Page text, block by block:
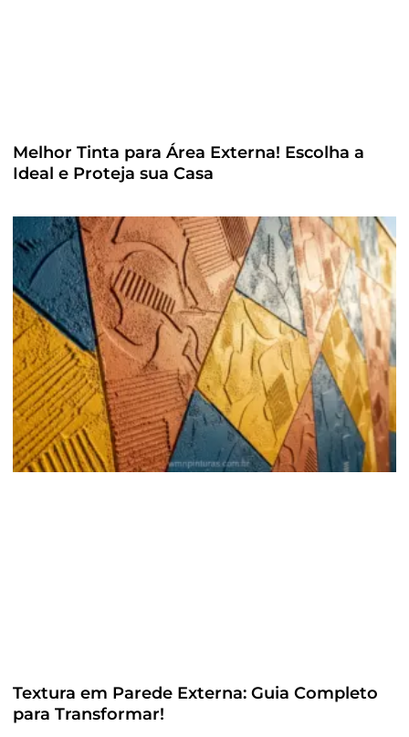
Melhor Tinta para Área Externa! Escolha a
Ideal e Proteja sua Casa
Textura em Parede Externa: Guia Completo
para Transformar!